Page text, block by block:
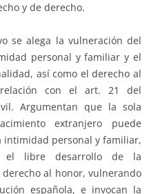
y de derecho.
alega la vulneración del
personal y familiar y el
así como el derecho al
con el art. 21 del
Argumentan que la sola
extranjero puede
intimidad personal y familiar,
el libre desarrollo de la
al honor, vulnerando
española, e invocan la